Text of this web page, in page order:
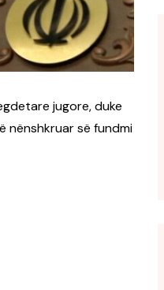
jugore, duke
nënshkruar së fundmi